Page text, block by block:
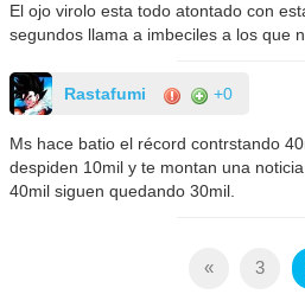
El ojo virolo esta todo atontado con
segundos llama a imbeciles a los que
Rastafumi +0
Ms hace batio el récord contrstando
despiden 10mil y te montan una
40mil siguen quedando 30mil.
« 3